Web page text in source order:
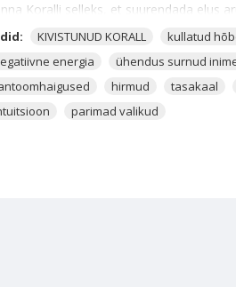
Koralli selleks, et suurendada elus
viib sind kokku inimesega, kellega
sa oled armastuse otsingutel, siis
on väekristalliga, mis aitab
See aitab sul olla
Jaspisel
KIVISTUNUD KORALL kullatud
energia
ühendus surnud
hirmud tasakaal
parimad valikud